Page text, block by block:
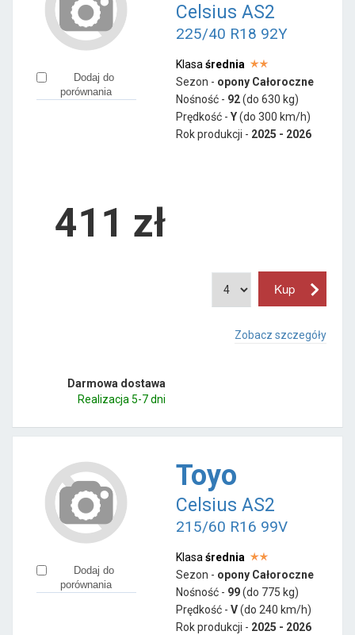
Dodaj do
porównania
Celsius AS2
225/40 R18 92Y
Klasa średnia
Sezon - opony Całoroczne
Nośność - 92(do 630 kg)
Prędkość - Y(do 300 km/h)
Rok produkcji - 2025 - 2026
411 zł
Zobacz szczegóły
Darmowa dostawa
Realizacja 5-7 dni
Dodaj do
porównania
Toyo
Celsius AS2
215/60 R16 99V
Klasa średnia
Sezon - opony Całoroczne
Nośność - 99(do 775 kg)
Prędkość - V(do 240 km/h)
Rok produkcji - 2025 - 2026